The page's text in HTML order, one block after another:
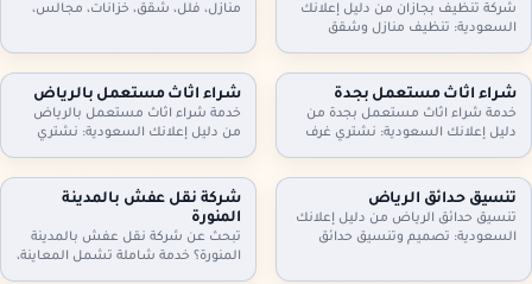
شركة تنظيف بجازان من دليل إعلانك
السعودية: تنظيف منازل وشقق
وتعقيم الخزانات. خدمة مرنة وزيارات
دورية وعقود للمنشآت. اتصل الآن
لحجز الموعد.
منازل، فلل، شقق، خزانات، مجالس،
شراء اثاث مستعمل بجدة
خدمة شراء اثاث مستعمل بجدة من
دليل إعلانك السعودية: نشتري غرف
وتقييم عادل، فك ونقل سريع،
واستلام فوري. تواصل الآن لتحديد
الموعد.
شراء اثاث مستعمل بالرياض
خدمة شراء اثاث مستعمل بالرياض
من دليل إعلانك السعودية: نشتري
مكاتب، ومحتويات شقق وفلل كاملة.
معاينة وتقييم عادل، فك ونقل،
واستلام سريع. تواصل الآن.
تنسيق حدائق الرياض
تنسيق حدائق الرياض من دليل إعلانك
السعودية: تصميم وتنسيق حدائق
شركة نقل عفش بالمدينة
المنورة
تبحث عن شركة نقل عفش بالمدينة
المنورة؟ خدمة شاملة تشمل المعاينة،